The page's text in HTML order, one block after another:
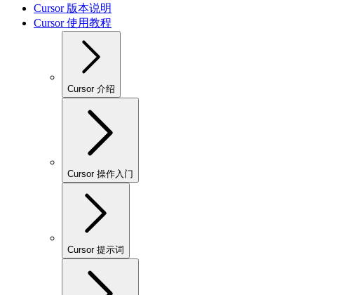
Cursor 版本说明
Cursor 使用教程
Cursor 介绍
Cursor 操作入门
Cursor 提示词